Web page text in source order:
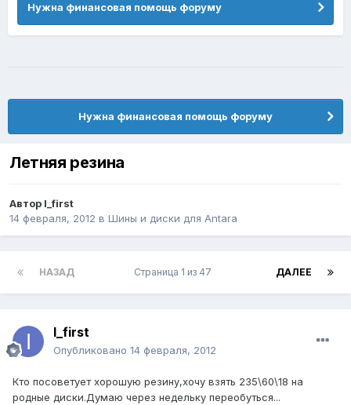
Нужна финансовая помощь форуму
Летняя резина
Автор I_first
14 февраля, 2012 в Шины и диски для Antara
НАЗАД ДАЛЕЕ
Страница 1 из 47
I_first
Опубликовано 14 февраля, 2012
Кто посоветует хорошую резину,хочу взять 235\60\18 на
родные диски.Думаю через недельку переобуться...
Нужна финансовая помощь форуму